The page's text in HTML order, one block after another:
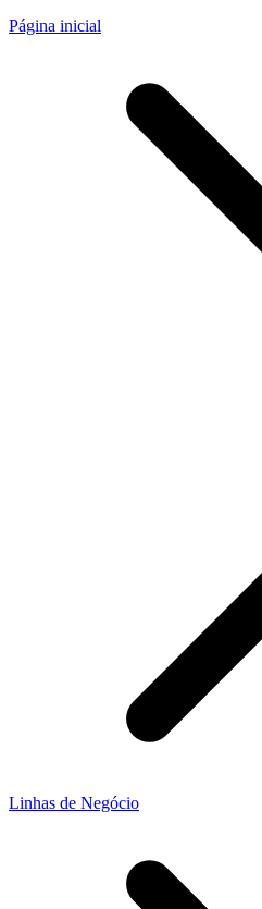
Página inicial
Linhas de Negócio